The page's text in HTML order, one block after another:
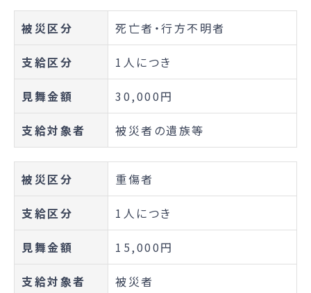
被災区分 死亡者・行方不明者
支給区分 1人につき
見舞金額 30,000円
支給対象者 被災者の遺族等
被災区分 重傷者
支給区分 1人につき
見舞金額 15,000円
支給対象者 被災者